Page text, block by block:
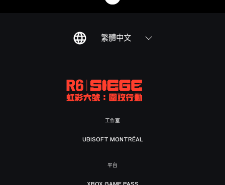
繁體中文
工作室
UBISOFT MONTRÉAL
平台